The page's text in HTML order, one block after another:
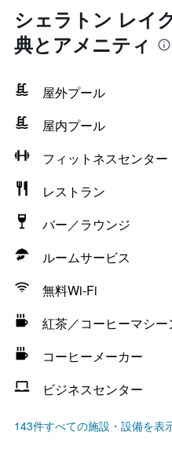
シェラトン レイ
典とアメニティ
屋外プール
屋内プール
フィットネスセンター
レストラン
バー／ラウンジ
ルームサービス
無料Wi-Fi
紅茶／コーヒーマシー
コーヒーメーカー
ビジネスセンター
143件すべての施設・設備を表